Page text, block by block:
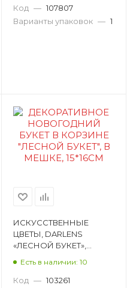
Код — 107807
Варианты упаковок — 1
ИСКУССТВЕННЫЕ
ЦВЕТЫ, DARLENS
«ЛЕСНОЙ БУКЕТ»,
Есть в наличии: 10
Код — 103261